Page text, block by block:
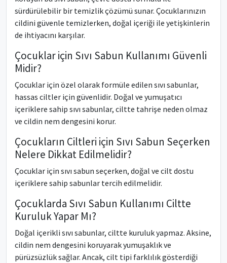
sürdürülebilir bir temizlik çözümü sunar. Çocuklarınızın
cildini güvenle temizlerken, doğal içeriği ile yetişkinlerin
de ihtiyacını karşılar.
Çocuklar için Sıvı Sabun Kullanımı Güvenli
Midir?
Çocuklar için özel olarak formüle edilen sıvı sabunlar,
hassas ciltler için güvenlidir. Doğal ve yumuşatıcı
içeriklere sahip sıvı sabunlar, ciltte tahrişe neden olmaz
ve cildin nem dengesini korur.
Çocukların Ciltleri için Sıvı Sabun Seçerken
Nelere Dikkat Edilmelidir?
Çocuklar için sıvı sabun seçerken, doğal ve cilt dostu
içeriklere sahip sabunlar tercih edilmelidir.
Çocuklarda Sıvı Sabun Kullanımı Ciltte
Kuruluk Yapar Mı?
Doğal içerikli sıvı sabunlar, ciltte kuruluk yapmaz. Aksine,
cildin nem dengesini koruyarak yumuşaklık ve
pürüzsüzlük sağlar. Ancak, cilt tipi farklılık gösterdiği